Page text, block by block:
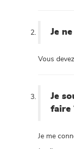
Je
Vous
Je
faire
Je me